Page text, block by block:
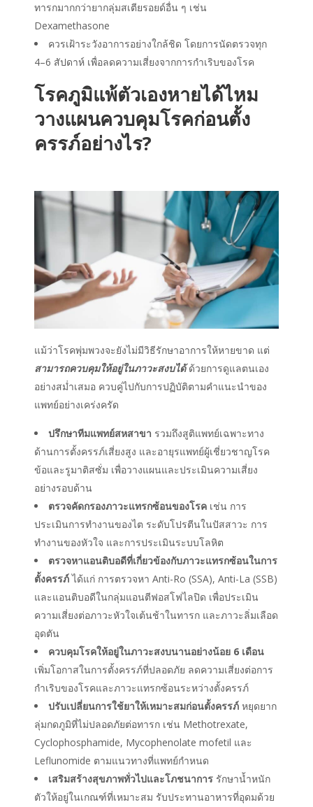
ทารกมากกว่ายากลุ่มสเตียรอยด์อื่น ๆ เช่น
Dexamethasone
ควรเฝ้าระวังอาการอย่างใกล้ชิด โดยการนัดตรวจทุก
4–6 สัปดาห์ เพื่อลดความเสี่ยงจากการกำเริบของโรค
โรคภูมิแพ้ตัวเองหายได้ไหม
วางแผนควบคุมโรคก่อนตั้ง
ครรภ์อย่างไร?
แม้ว่าโรคพุ่มพวงจะยังไม่มีวิธีรักษาอาการให้หายขาด แต่
สามารถควบคุมให้อยู่ในภาวะสงบได้ด้วยการดูแลตนเอง
อย่างสม่ำเสมอ ควบคู่ไปกับการปฏิบัติตามคำแนะนำของ
แพทย์อย่างเคร่งครัด
ปรึกษาทีมแพทย์สหสาขา รวมถึงสูติแพทย์เฉพาะทาง
ด้านการตั้งครรภ์เสี่ยงสูง และอายุรแพทย์ผู้เชี่ยวชาญโรค
ข้อและรูมาติสซั่ม เพื่อวางแผนและประเมินความเสี่ยง
อย่างรอบด้าน
ตรวจคัดกรองภาวะแทรกซ้อนของโรค เช่น การ
ประเมินการทำงานของไต ระดับโปรตีนในปัสสาวะ การ
ทำงานของหัวใจ และการประเมินระบบโลหิต
ตรวจหาแอนติบอดีที่เกี่ยวข้องกับภาวะแทรกซ้อนในการ
ตั้งครรภ์ได้แก่ การตรวจหา Anti-Ro (SSA), Anti-La (SSB)
และแอนติบอดีในกลุ่มแอนตีฟอสโฟไลปิด เพื่อประเมิน
ความเสี่ยงต่อภาวะหัวใจเต้นช้าในทารก และภาวะลิ่มเลือด
อุดตัน
ควบคุมโรคให้อยู่ในภาวะสงบนานอย่างน้อย 6 เดือน
เพิ่มโอกาสในการตั้งครรภ์ที่ปลอดภัย ลดความเสี่ยงต่อการ
กำเริบของโรคและภาวะแทรกซ้อนระหว่างตั้งครรภ์
ปรับเปลี่ยนการใช้ยาให้เหมาะสมก่อนตั้งครรภ์ หยุดยาก
ลุ่มกดภูมิที่ไม่ปลอดภัยต่อทารก เช่น Methotrexate,
Cyclophosphamide, Mycophenolate mofetil และ
Leflunomide ตามแนวทางที่แพทย์กำหนด
เสริมสร้างสุขภาพทั่วไปและโภชนาการ รักษาน้ำหนัก
ตัวให้อยู่ในเกณฑ์ที่เหมาะสม รับประทานอาหารที่อุดมด้วย